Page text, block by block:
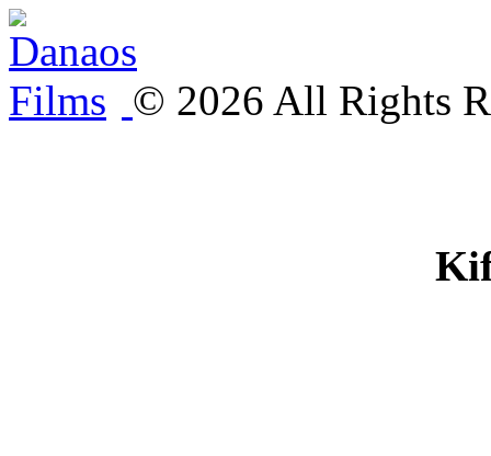
© 2026 All Rights